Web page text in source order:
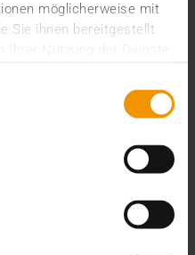
möglicherweise mit
Sie ihnen bereitgestellt